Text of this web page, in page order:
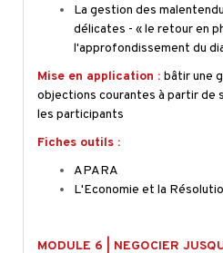
La gestion des
délicates - « le retour en
l'approfondissement du
Mise en application : bâtir une
objections courantes à partir de
les participants
Fiches outils :
APARA
L'Economie et la
MODULE 6 | NEGOCIER